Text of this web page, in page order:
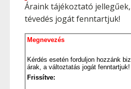
Áraink tájékoztató
tévedés jogát fenntartjuk!